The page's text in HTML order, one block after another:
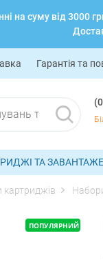
на суму від 3000
Гарантія та
ТА
картриджів
ПОПУЛЯРНИЙ